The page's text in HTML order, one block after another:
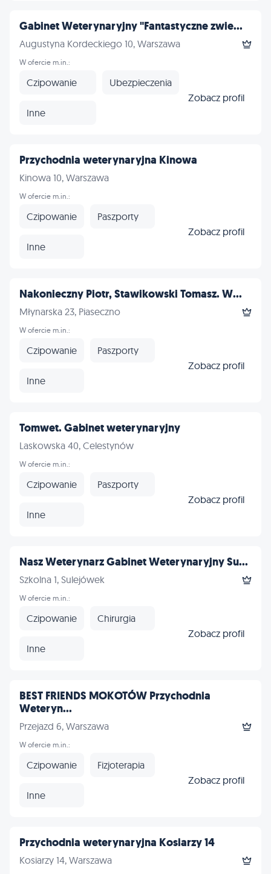
Gabinet Weterynaryjny "Fantastyczne zwie...
Augustyna Kordeckiego 10, Warszawa
W ofercie m.in.:
Czipowanie Ubezpieczenia
Inne
Zobacz profil
Przychodnia weterynaryjna Kinowa
Kinowa 10, Warszawa
W ofercie m.in.:
Czipowanie Paszporty
Inne
Zobacz profil
Nakonieczny Piotr, Stawikowski Tomasz. W...
Młynarska 23, Piaseczno
W ofercie m.in.:
Czipowanie Paszporty
Inne
Zobacz profil
Tomwet. Gabinet weterynaryjny
Laskowska 40, Celestynów
W ofercie m.in.:
Czipowanie Paszporty
Inne
Zobacz profil
Nasz Weterynarz Gabinet Weterynaryjny Su...
Szkolna 1, Sulejówek
W ofercie m.in.:
Czipowanie Chirurgia
Inne
Zobacz profil
BEST FRIENDS MOKOTÓW Przychodnia
Weteryn...
Przejazd 6, Warszawa
W ofercie m.in.:
Czipowanie Fizjoterapia
Inne
Zobacz profil
Przychodnia weterynaryjna Kosiarzy 14
Kosiarzy 14, Warszawa